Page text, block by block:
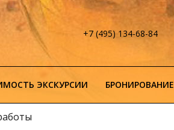
+7 (495) 134-68-84
ЭКСКУРСИИ БРОНИРОВАНИЕ